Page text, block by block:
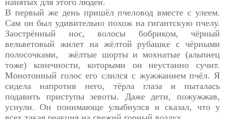
В первый же день пришёл пчеловод вместе с улеем.
Сам он был удивительно похож на гигантскую пчелу.
Заострённый нос, волосы бобриком, чёрный
вельветовый жилет на жёлтой рубашке с чёрными
полосочками,
жёлтые шорты и мохнатые (альпиец
тоже) конечности, которыми он неустанно сучит.
Монотонный голос его слился с жужжанием пчёл. Я
сидела напротив него, тёрла глаза и пыталась
подавить приступы зевоты. Даже дети, пожужжав,
уснули. Он понимающе улыбнулся и сказал, что у